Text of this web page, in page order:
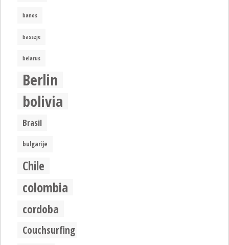
banos
basszje
belarus
Berlin
bolivia
Brasil
bulgarije
Chile
colombia
cordoba
Couchsurfing